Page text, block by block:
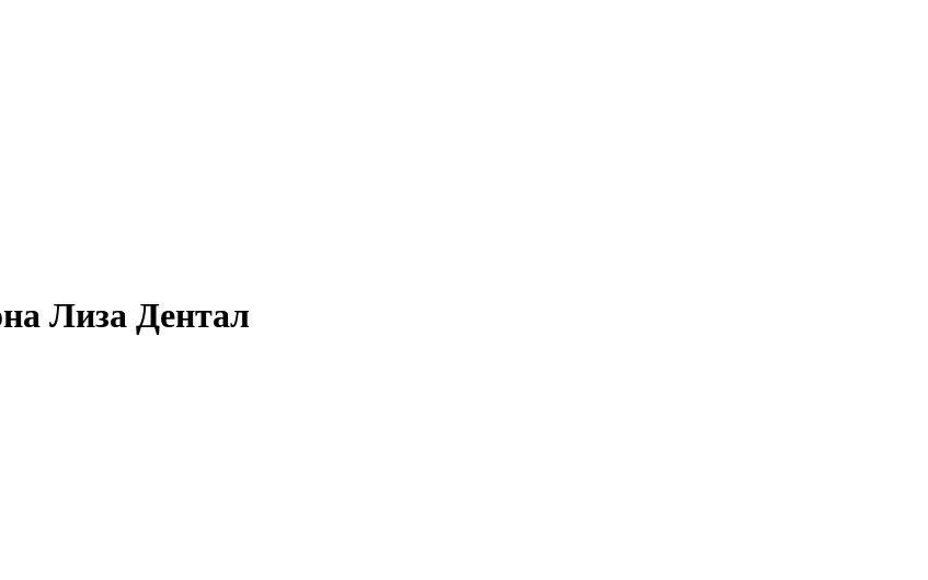
Лиза Дентал